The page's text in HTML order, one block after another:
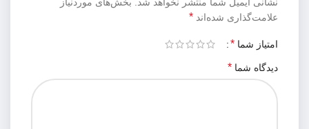
نشانی ایمیل شما منتشر نخواهد شد. بخش‌های موردنیاز
علامت‌گذاری شده‌اند *
امتیاز شما *
دیدگاه شما *